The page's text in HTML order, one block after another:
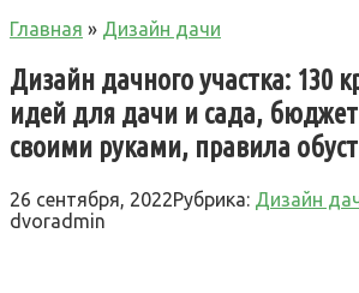
Главная » Дизайн дачи
Дизайн дачного участка: 130
идей для дачи и сада,
своими руками, правила
26 сентября, 2022Рубрика: Дизайн
dvoradmin